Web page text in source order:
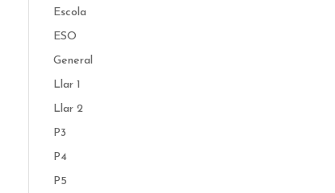
Escola
ESO
General
Llar 1
Llar 2
P3
P4
P5